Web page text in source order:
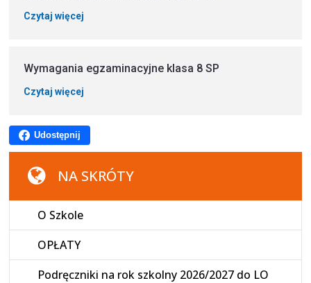
Czytaj więcej
Wymagania egzaminacyjne klasa 8 SP
Czytaj więcej
Udostępnij
NA SKRÓTY
O Szkole
OPŁATY
Podręczniki na rok szkolny 2026/2027 do LO